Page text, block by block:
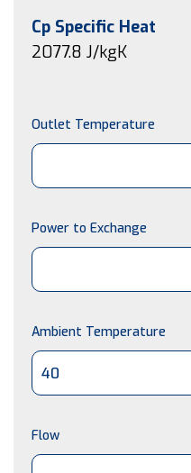
Cp Specific Heat
2077.8 J/kgK
Outlet Temperature
Power to Exchange
Ambient Temperature
Flow